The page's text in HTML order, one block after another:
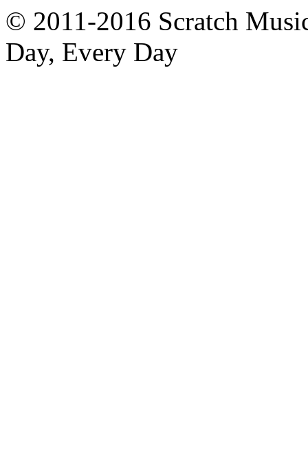
© 2011-2016 Scratch
Day, Every Day